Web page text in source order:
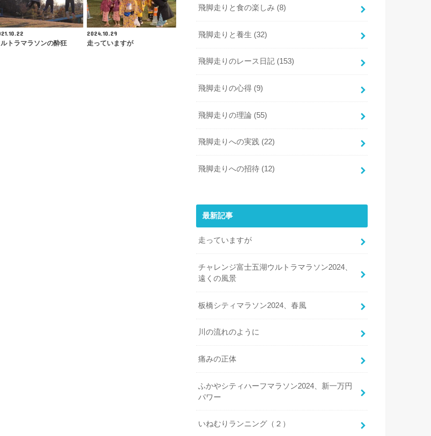
トラマラソンの酔狂
2024.10.29
走っていますが
飛脚走りと食の楽しみ (8)
飛脚走りと養生 (32)
飛脚走りのレース日記 (153)
飛脚走りの心得 (9)
飛脚走りの理論 (55)
飛脚走りへの実践 (22)
飛脚走りへの招待 (12)
最新記事
走っていますが
チャレンジ富士五湖ウルトラマラソン2024、
遠くの風景
板橋シティマラソン2024、春風
川の流れのように
痛みの正体
ふかやシティハーフマラソン2024、新一万円
パワー
いねむりランニング（２）